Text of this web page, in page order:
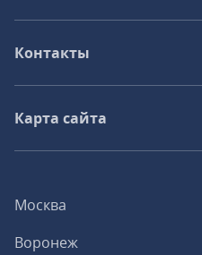
Москва
Воронеж
Контакты
Карта сайта